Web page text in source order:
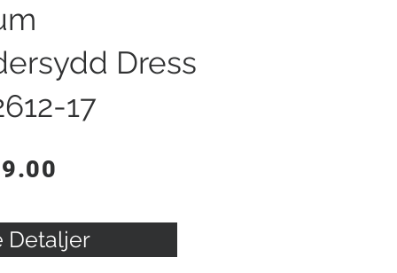
Dress
17
Detaljer